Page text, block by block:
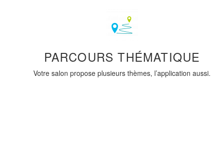
PARCOURS THÉMATIQUE
Votre salon propose plusieurs thèmes, l’application aussi.